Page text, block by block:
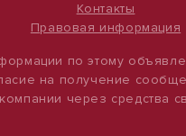
Контакты
Правовая информация
по этому
на получение
компании через средства